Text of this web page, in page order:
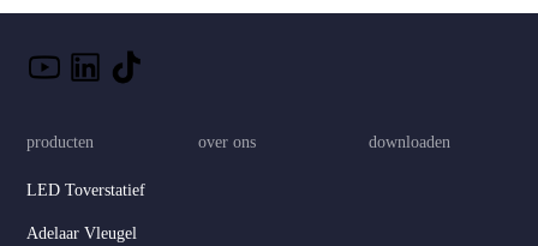
producten
LED Toverstatief
Adelaar Vleugel
over ons downloaden